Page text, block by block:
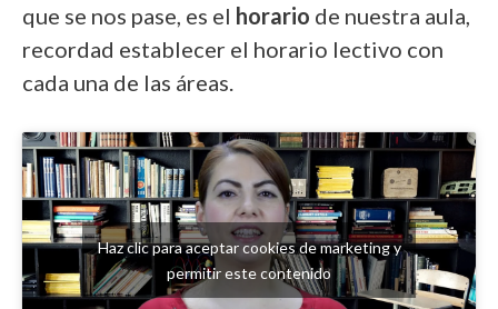
que se nos pase, es el horario de nuestra aula,
recordad establecer el horario lectivo con
cada una de las áreas.
Haz clic para aceptar cookies de marketing y
permitir este contenido